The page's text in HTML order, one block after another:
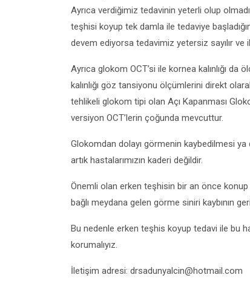
Ayrıca verdiğimiz tedavinin yeterli olup
teşhisi koyup tek damla ile tedaviye
devem ediyorsa tedavimiz yetersiz sayılır
Ayrıca glokom OCT’si ile kornea kalınlığı da
kalınlığı göz tansiyonu ölçümlerini direkt
tehlikeli glokom tipi olan Açı Kapanması
versiyon OCT’lerin çoğunda mevcuttur.
Glokomdan dolayı görmenin kaybedilmesi ya
artık hastalarımızın kaderi değildir.
Önemli olan erken teşhisin bir an önce konup
bağlı meydana gelen görme siniri kaybının
Bu nedenle erken teşhis koyup tedavi ile bu
korumalıyız.
İletişim adresi: drsadunyalcin@hotmail.com